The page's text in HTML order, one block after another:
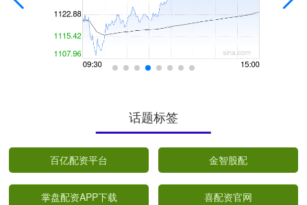
话题标签
百亿配资平台 金智股配
掌盘配资APP下载 喜配资官网